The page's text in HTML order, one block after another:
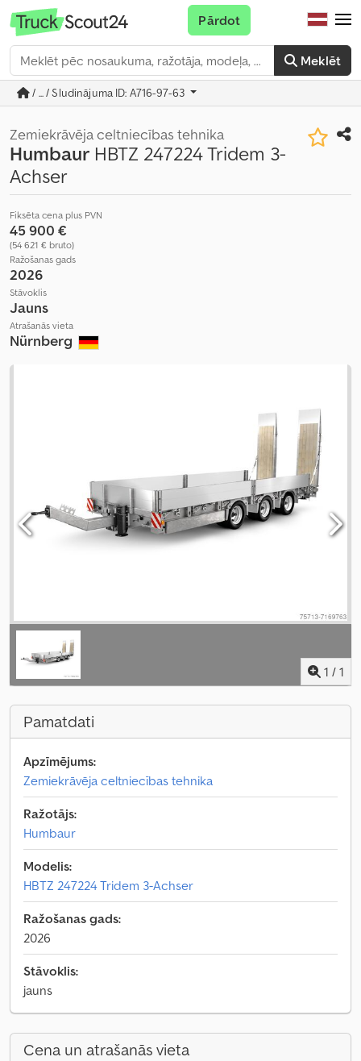
Meklēt
Pārdot
/ ... / Sludinājuma ID: A716-97-63
Zemiekrāvēja celtniecības tehnika
Humbaur HBTZ 247224 Tridem 3-
Achser
Fiksēta cena plus PVN
45 900 €
(54 621 € bruto)
Ražošanas gads
2026
Stāvoklis
Jauns
Atrašanās vieta
Nürnberg
1 / 1
Pamatdati
Apzīmējums:
Zemiekrāvēja celtniecības tehnika
Ražotājs:
Humbaur
Modelis:
HBTZ 247224 Tridem 3-Achser
Ražošanas gads:
2026
Stāvoklis:
jauns
Cena un atrašanās vieta